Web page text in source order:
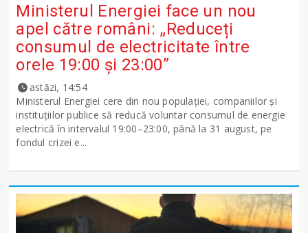
Ministerul Energiei face un nou
apel către români: „Reduceți
consumul de electricitate între
orele 19:00 și 23:00”
astăzi, 14:54
Ministerul Energiei cere din nou populației, companiilor și
instituțiilor publice să reducă voluntar consumul de energie
electrică în intervalul 19:00–23:00, până la 31 august, pe
fondul crizei e...